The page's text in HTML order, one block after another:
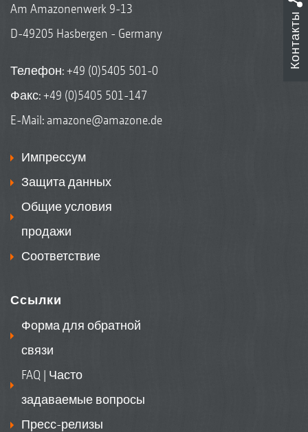
Am Amazonenwerk 9-13
D-49205 Hasbergen - Germany
Телефон:+49 (0)5405 501-0
Факс: +49 (0)5405 501-147
E-Mail: amazone@amazone.de
Импрессум
Защита данных
Общие условия
продажи
Соответствие
Ссылки
Форма для обратной
связи
FAQ | Часто
задаваемые вопросы
Пресс-релизы
Контакты